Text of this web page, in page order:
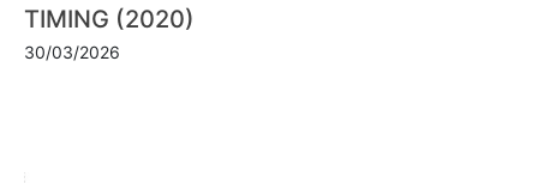
TIMING (2020)
30/03/2026